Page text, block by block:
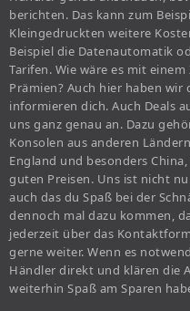
berichten. Das kann zum
Kleingedruckten weitere
Beispiel die Datenautomatik
Tarifen. Wie wäre es mit
Prämien? Auch hier haben
informieren dich. Auch Deals
uns ganz genau an. Dazu
Konsolen aus anderen
England und besonders
guten Preisen. Uns ist nicht
auch das du Spaß bei der
dennoch mal dazu kommen,
jederzeit über das
gerne weiter. Wenn es
Händler direkt und klären die
weiterhin Spaß am Sparen